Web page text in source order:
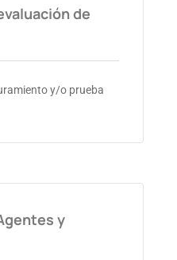
de
y/o prueba
y